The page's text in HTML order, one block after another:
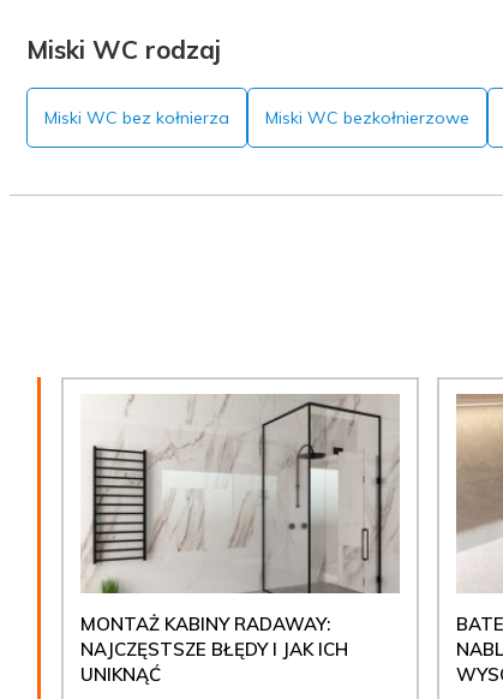
Miski WC rodzaj
Miski WC bez kołnierza Miski WC bezkołnierzowe
MONTAŻ KABINY RADAWAY:
NAJCZĘSTSZE BŁĘDY I JAK ICH
UNIKNĄĆ